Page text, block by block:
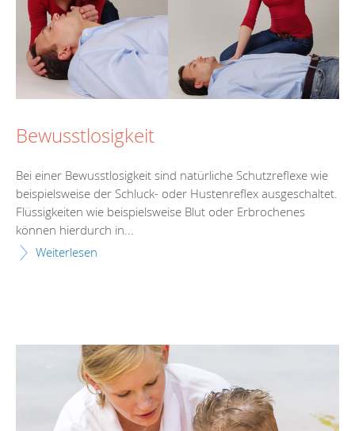
Bewusstlosigkeit
Bei einer Bewusstlosigkeit sind natürliche Schutzreflexe wie
beispielsweise der Schluck- oder Hustenreflex ausgeschaltet.
Flüssigkeiten wie beispielsweise Blut oder Erbrochenes
können hierdurch in...
Weiterlesen